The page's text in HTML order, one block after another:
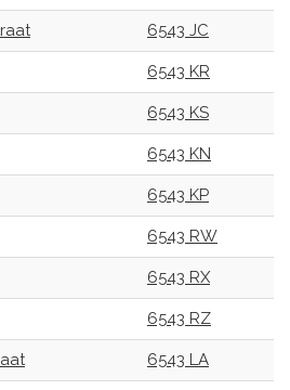
6543 JC
6543 KR
6543 KS
6543 KN
6543 KP
6543 RW
6543 RX
6543 RZ
6543 LA